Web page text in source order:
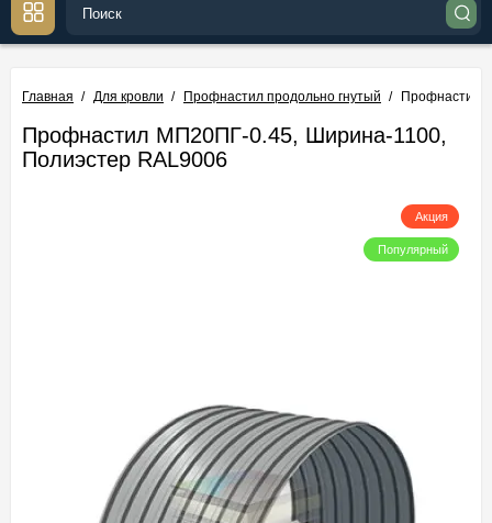
Главная Для кровли Профнастил продольно гнутый Профнастил
Профнастил МП20ПГ-0.45, Ширина-1100,
Полиэстер RAL9006
Акция
Популярный